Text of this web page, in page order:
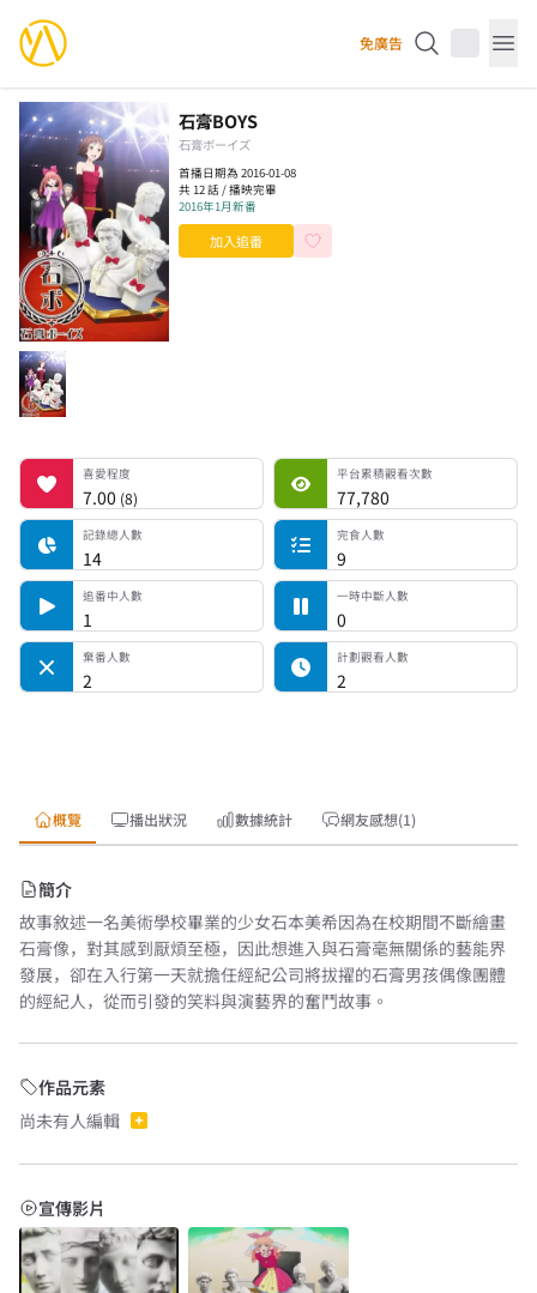
YourAnimes 你的動畫 免廣告
石膏BOYS
石膏ボーイズ
首播日期為 2016-01-08
共 12 話 / 播映完畢
2016年1月新番
加入追番
喜愛程度喜愛程度
7.00 (8)
平台累積觀看次數 平台累積觀看次數
77,780
記錄總人數
記錄總人數
14
完食人數
完食人數
9
追番中人數
追番中人數
1
一時中斷人數
一時中斷人數
0
棄番人數
棄番人數
2
計劃觀看人數
計劃觀看人數
2
概覽 播出狀況 數據統計 網友感想(1)
簡介
故事敘述一名美術學校畢業的少女石本美希因為在校期間不斷繪畫
石膏像，對其感到厭煩至極，因此想進入與石膏毫無關係的藝能界
發展，卻在入行第一天就擔任經紀公司將拔擢的石膏男孩偶像團體
的經紀人，從而引發的笑料與演藝界的奮鬥故事。
作品元素
尚未有人編輯
宣傳影片